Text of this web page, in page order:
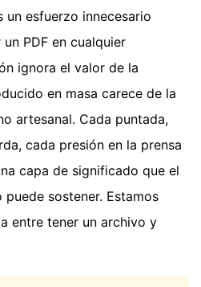
esfuerzo innecesario
PDF en cualquier
ignora el valor de la
en masa carece de la
artesanal. Cada puntada,
cada presión en la prensa
capa de significado que el
sostener. Estamos
entre tener un archivo y